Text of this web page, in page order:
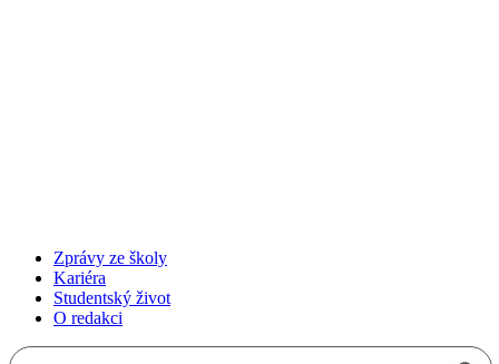
Zprávy ze školy
Kariéra
Studentský život
O redakci